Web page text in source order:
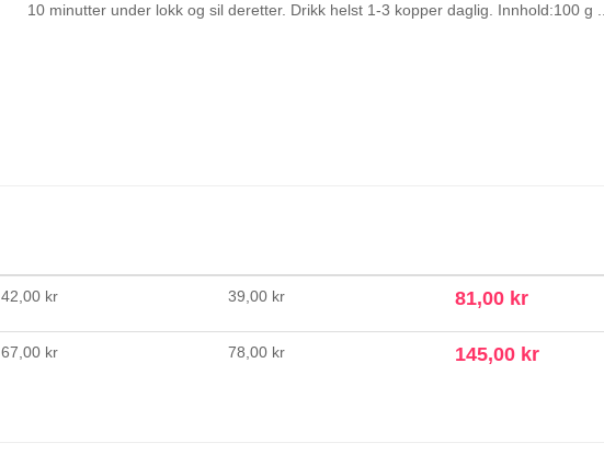
10 minutter under lokk og sil deretter. Drikk helst 1-3 kopper daglig. Innhold:100 g ...
42,00 kr 39,00 kr 81,00 kr
67,00 kr 78,00 kr 145,00 kr